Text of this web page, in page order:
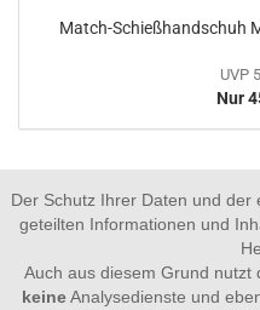
Match-Schießhandschuh
UVP
Nur
Der Schutz Ihrer Daten und
geteilten Informationen und
Auch aus diesem Grund nutzt
keineAnalysedienste und